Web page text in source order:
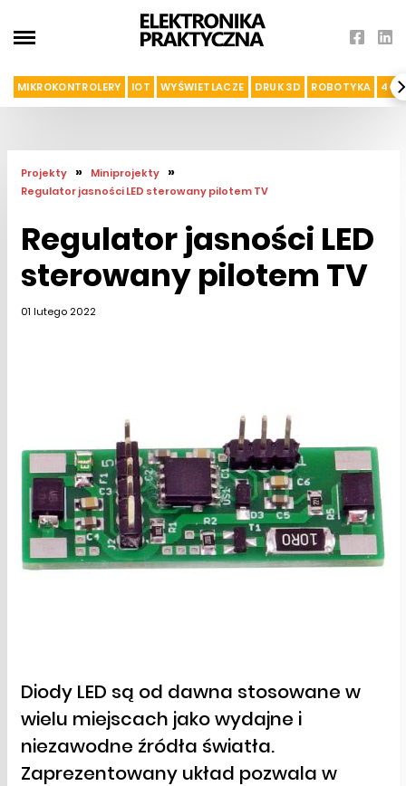
MIKROKONTROLERY IOT WYŚWIETLACZE DRUK 3D ROBOTYKA 4G I
Projekty » Miniprojekty »
Regulator jasności LED sterowany pilotem TV
Regulator jasności LED
sterowany pilotem TV
01 lutego 2022
Diody LED są od dawna stosowane w
wielu miejscach jako wydajne i
niezawodne źródła światła.
Zaprezentowany układ pozwala w